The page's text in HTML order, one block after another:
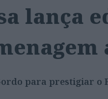
lança
para prestigiar o